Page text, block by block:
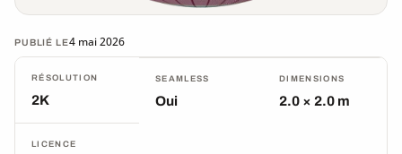
PUBLIÉ LE4 mai 2026
RÉSOLUTION
2K
SEAMLESS
Oui
DIMENSIONS
2.0 × 2.0 m
LICENCE